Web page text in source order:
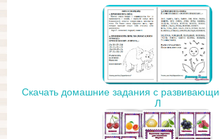
Скачать домашние задания с
Л